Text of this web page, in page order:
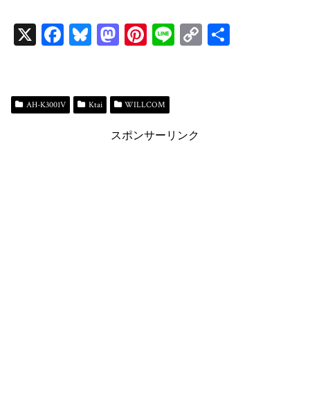
X Fa
ok
Bl
y
M
do
n
Pi
es
t
Li C
AH-K3001V Ktai WILLCOM
スポンサーリンク